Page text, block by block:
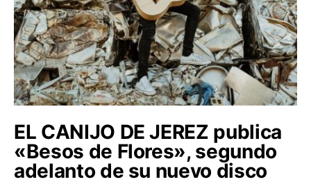
EL CANIJO DE JEREZ publica
«Besos de Flores», segundo
adelanto de su nuevo disco